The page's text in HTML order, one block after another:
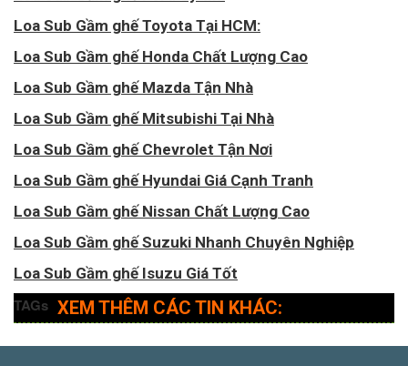
Loa Sub Gầm ghế Toyota Tại HCM:
Loa Sub Gầm ghế Honda Chất Lượng Cao
Loa Sub Gầm ghế Mazda Tận Nhà
Loa Sub Gầm ghế Mitsubishi Tại Nhà
Loa Sub Gầm ghế Chevrolet Tận Nơi
Loa Sub Gầm ghế Hyundai Giá Cạnh Tranh
Loa Sub Gầm ghế Nissan Chất Lượng Cao
Loa Sub Gầm ghế Suzuki Nhanh Chuyên Nghiệp
Loa Sub Gầm ghế Isuzu Giá Tốt
TAGs XEM THÊM CÁC TIN KHÁC: